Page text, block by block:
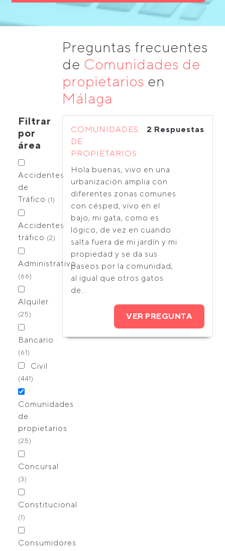
Preguntas frecuentes
de Comunidades de
propietarios en
Málaga
Filtrar
por
área
Accidentes
de
Tráfico (1)
Accidentes
tráfico (2)
Administrativo
(66)
Alquiler
(25)
Bancario
(61)
Civil
(441)
Comunidades
de
propietarios
(25)
Concursal
(3)
Constitucional
(1)
Consumidores
COMUNIDADES
DE
PROPIETARIOS
2 Respuestas
Hola buenas, vivo en una
urbanización amplia con
diferentes zonas comunes
con césped, vivo en el
bajo, mi gata, como es
lógico, de vez en cuando
salta fuera de mi jardín y mi
propiedad y se da sus
paseos por la comunidad,
al igual que otros gatos
de...
VER PREGUNTA